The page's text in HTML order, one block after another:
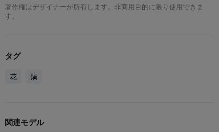
著作権はデザイナーが所有します。非商用目的に限り使用できま
す。
タグ
花 鍋
関連モデル